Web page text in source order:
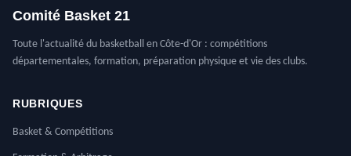
Comité Basket 21
Toute l'actualité du basketball en Côte-d'Or : compétitions
départementales, formation, préparation physique et vie des clubs.
RUBRIQUES
Basket & Compétitions